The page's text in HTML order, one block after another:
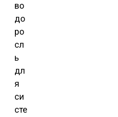
во
до
ро
сл
ь
дл
я
си
сте